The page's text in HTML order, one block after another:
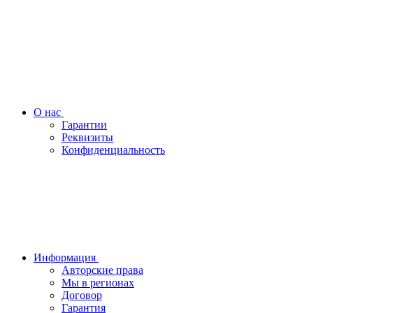
О нас
Гарантии
Реквизиты
Конфиденциальность
Информация
Авторские права
Мы в регионах
Договор
Гарантия